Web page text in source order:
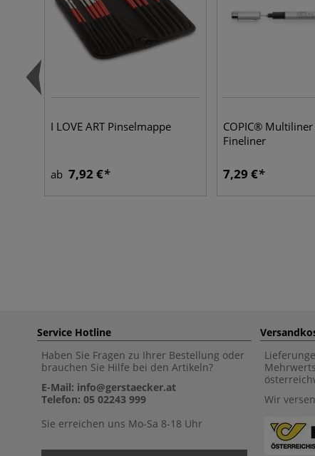
I LOVE ART Pinselmappe
ab 7,92 €
COPIC® Multiliner
Fineliner
7,29 €
Service Hotline
Haben Sie Fragen zu Ihrer Bestellung oder
brauchen Sie Hilfe bei den Artikeln?
E-Mail: info@gerstaecker.at
Telefon: 05 02243 999
Sie erreichen uns Mo-Sa 8-18 Uhr
Wir